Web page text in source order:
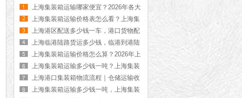
上海集装箱运输哪家便宜？2026年各大
物流公司推荐【最新更新】
上海集装箱运输价格表怎么看？上海集
装箱运输价格指南【最新更新】
上海港区配送多少钱一车，港口货物配
送服务收费价格表【含最新报价】
上海临港陆路货运多少钱，临港到港陆
路运输收费标准【含价格表】
上海集装箱运输价格怎么算？2026年上
海集装箱运输价格指南【最新更新】
上海集装箱运输多少钱一吨？上海集装
箱运输价格（含价格表）
上海港口集装箱物流流程｜仓储运输收
费标准2026｜港口物流【行业百科】
上海集装箱运输多少钱一吨，上海集装